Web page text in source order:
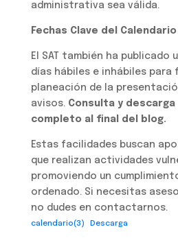
administrativa sea válida.
Fechas Clave del Calendario
El SAT también ha publicado
días hábiles e inhábiles para
planeación de la
avisos. Consulta y
completo al final del blog.
Estas facilidades buscan
que realizan actividades
promoviendo un
ordenado. Si necesitas
no dudes en contactarnos.
calendario(3) Descarga